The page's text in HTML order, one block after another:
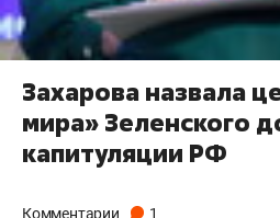
Захарова назвала
мира» Зеленского
капитуляции РФ
Комментарии 1